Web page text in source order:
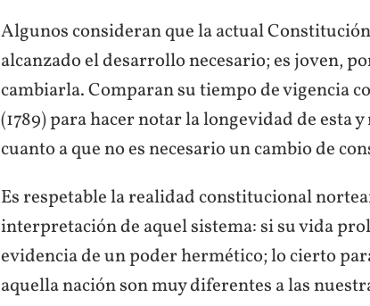
Algunos consideran que la actual
alcanzado el desarrollo necesario; es joven,
cambiarla. Comparan su tiempo de vigencia
(1789) para hacer notar la longevidad de esta
cuanto a que no es necesario un cambio de
Es respetable la realidad constitucional
interpretación de aquel sistema: si su vida
evidencia de un poder hermético; lo cierto
aquella nación son muy diferentes a las